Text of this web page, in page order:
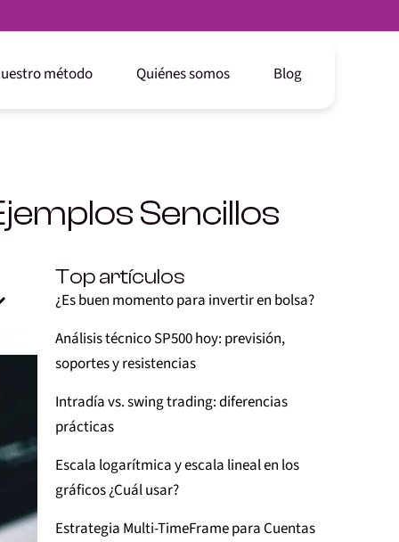
método Quiénes somos Blog
Sencillos
Top artículos
¿Es buen momento para invertir en bolsa?
Análisis técnico SP500 hoy: previsión,
soportes y resistencias
Intradía vs. swing trading: diferencias
prácticas
Escala logarítmica y escala lineal en los
gráficos ¿Cuál usar?
Estrategia Multi-TimeFrame para Cuentas